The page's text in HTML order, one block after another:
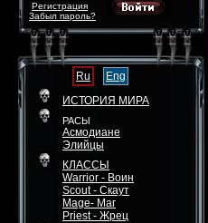
Забыл пароль?
Регистрация
Ru
Eng
ИСТОРИЯ МИРА
РАСЫ
Асмодиане
Элийцы
КЛАССЫ
Warrior - Воин
Scout - Скаут
Mage- Маг
Priest - Жрец